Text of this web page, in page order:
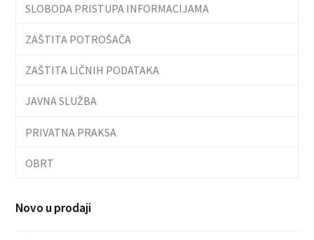
SLOBODA PRISTUPA INFORMACIJAMA
ZAŠTITA POTROŠAČA
ZAŠTITA LIČNIH PODATAKA
JAVNA SLUŽBA
PRIVATNA PRAKSA
OBRT
Novo u prodaji